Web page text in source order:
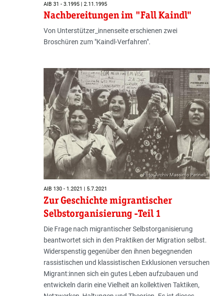
AIB 31 - 3.1995 | 2.11.1995
Nachbereitungen im "Fall Kaindl"
Von Unterstützer_innenseite erschienen zwei
Broschüren zum "Kaindl-Verfahren".
Foto: Archiv Massimo Perinelli
AIB 130 - 1.2021 | 5.7.2021
Zur Geschichte migrantischer
Selbstorganisierung -Teil 1
Die Frage nach migrantischer Selbstorganisierung
beantwortet sich in den Praktiken der Migration selbst.
Widerspenstig gegenüber den ihnen begegnenden
rassistischen und klassistischen Exklusionen versuchen
Migrant:innen sich ein gutes Leben aufzubauen und
entwickeln darin eine Vielheit an kollektiven Taktiken,